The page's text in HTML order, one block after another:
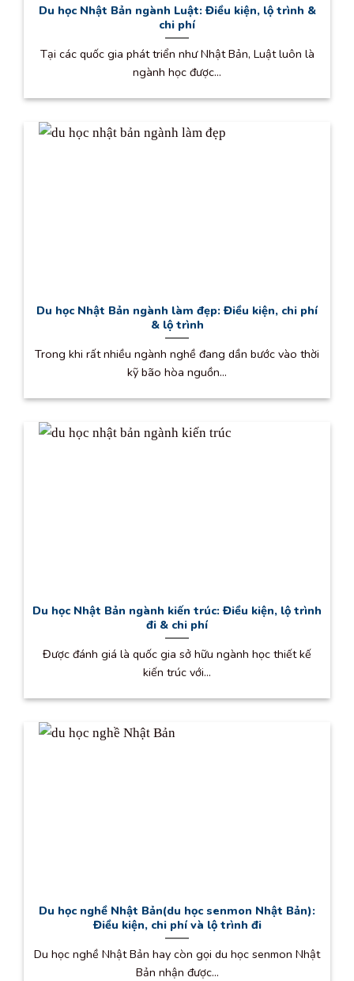
Du học Nhật Bản ngành Luật: Điều kiện, lộ trình &
chi phí
Tại các quốc gia phát triển như Nhật Bản, Luật luôn là
ngành học được...
Du học Nhật Bản ngành làm đẹp: Điều kiện, chi phí
& lộ trình
Trong khi rất nhiều ngành nghề đang dần bước vào thời
kỹ bão hòa nguồn...
Du học Nhật Bản ngành kiến trúc: Điều kiện, lộ trình
đi & chi phí
Được đánh giá là quốc gia sở hữu ngành học thiết kế
kiến trúc với...
Du học nghề Nhật Bản(du học senmon Nhật Bản):
Điều kiện, chi phí và lộ trình đi
Du học nghề Nhật Bản hay còn gọi du học senmon Nhật
Bản nhận được...